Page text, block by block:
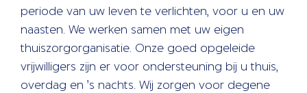
periode van uw leven te verlichten, voor u en uw
naasten. We werken samen met uw eigen
thuiszorgorganisatie. Onze goed opgeleide
vrijwilligers zijn er voor ondersteuning bij u thuis,
overdag en ’s nachts. Wij zorgen voor degene